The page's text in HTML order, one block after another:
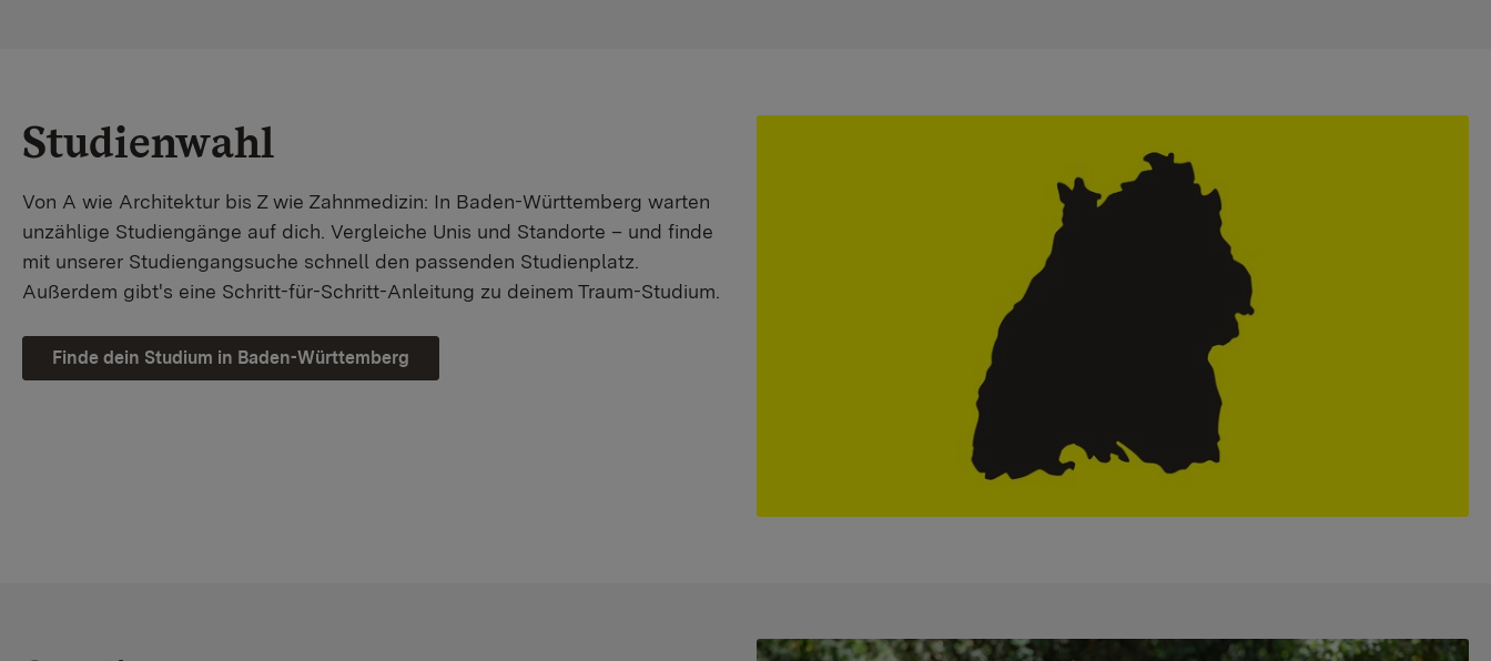
Studienwahl
Von A wie Architektur bis Z wie Zahnmedizin: In Baden-Württemberg warten
unzählige Studiengänge auf dich. Vergleiche Unis und Standorte – und finde
mit unserer Studiengangsuche schnell den passenden Studienplatz.
Außerdem gibt's eine Schritt-für-Schritt-Anleitung zu deinem Traum-Studium.
Finde dein Studium in Baden-Württemberg